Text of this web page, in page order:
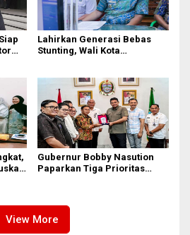
Lahirkan Generasi Bebas
Stunting, Wali Kota
Gubernur Bobby Nasution
Paparkan Tiga Prioritas
View More